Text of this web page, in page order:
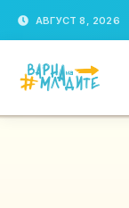
АВГУСТ 8, 2026